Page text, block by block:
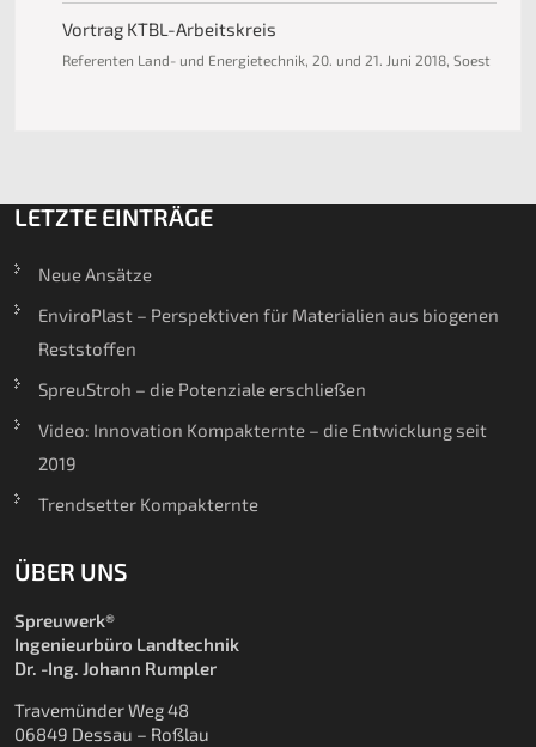
Vortrag KTBL-Arbeitskreis
Referenten Land- und Energietechnik, 20. und 21. Juni 2018, Soest
LETZTE EINTRÄGE
Neue Ansätze
EnviroPlast – Perspektiven für Materialien aus biogenen
Reststoffen
SpreuStroh – die Potenziale erschließen
Video: Innovation Kompakternte – die Entwicklung seit
2019
Trendsetter Kompakternte
ÜBER UNS
Spreuwerk®
Ingenieurbüro Landtechnik
Dr. -Ing. Johann Rumpler
Travemünder Weg 48
06849 Dessau – Roßlau